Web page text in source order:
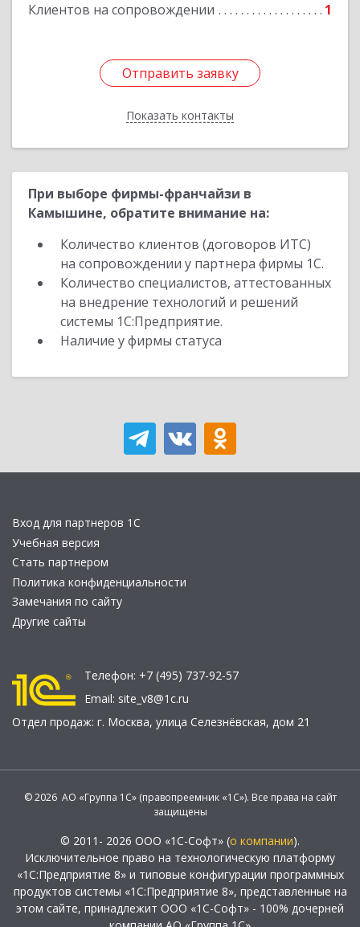
Клиентов на сопровождении 1
Отправить заявку
Показать контакты
Подробнее
Отправить заявку
Назад
При выборе фирмы-франчайзи в
Камышине, обратите внимание на:
Количество клиентов (договоров ИТС)
на сопровождении у партнера фирмы 1С.
Количество специалистов, аттестованных
на внедрение технологий и решений
системы 1С:Предприятие.
Наличие у фирмы статуса
Вход для партнеров 1С
Учебная версия
Стать партнером
Политика конфиденциальности
Замечания по сайту
Другие сайты
Телефон: +7 (495) 737-92-57
Email: site_v8@1c.ru
Отдел продаж: г. Москва, улица Селезнёвская, дом 21
© 2026 АО «Группа 1С» (правопреемник «1С»). Все права на сайт
защищены
© 2011- 2026 ООО «1С-Софт» (о компании).
Исключительное право на технологическую платформу
«1С:Предприятие 8» и типовые конфигурации программных
продуктов системы «1С:Предприятие 8», представленные на
этом сайте, принадлежит ООО «1С-Софт» - 100% дочерней